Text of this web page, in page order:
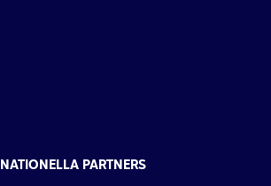
NATIONELLA PARTNERS